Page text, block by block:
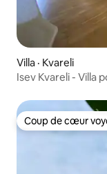
Villa · Kvareli
Isev Kvareli - Villa
Coup de cœur
Coup de cœur